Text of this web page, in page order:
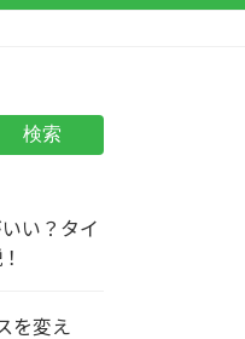
検索
い？タイ
を変え